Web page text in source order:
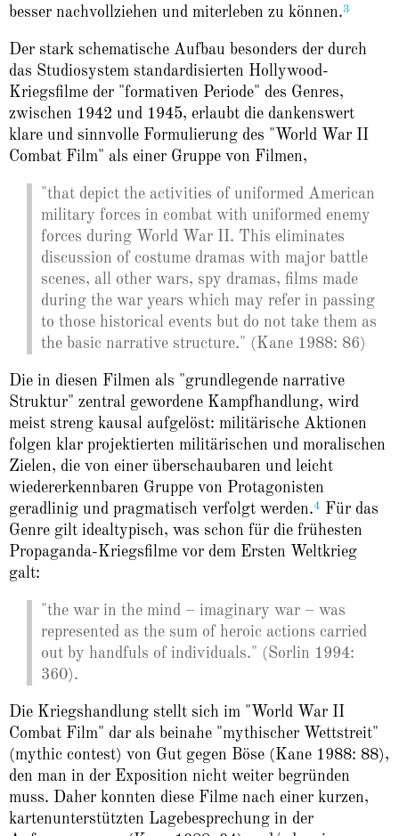
besser nachvollziehen und miterleben zu können.3
Der stark schematische Aufbau besonders der durch
das Studiosystem standardisierten Hollywood-
Kriegsfilme der "formativen Periode" des Genres,
zwischen 1942 und 1945, erlaubt die dankenswert
klare und sinnvolle Formulierung des "World War II
Combat Film" als einer Gruppe von Filmen,
"that depict the activities of uniformed American
military forces in combat with uniformed enemy
forces during World War II. This eliminates
discussion of costume dramas with major battle
scenes, all other wars, spy dramas, films made
during the war years which may refer in passing
to those historical events but do not take them as
the basic narrative structure." (Kane 1988: 86)
Die in diesen Filmen als "grundlegende narrative
Struktur" zentral gewordene Kampfhandlung, wird
meist streng kausal aufgelöst: militärische Aktionen
folgen klar projektierten militärischen und moralischen
Zielen, die von einer überschaubaren und leicht
wiedererkennbaren Gruppe von Protagonisten
geradlinig und pragmatisch verfolgt werden.4 Für das
Genre gilt idealtypisch, was schon für die frühesten
Propaganda-Kriegsfilme vor dem Ersten Weltkrieg
galt:
"the war in the mind – imaginary war – was
represented as the sum of heroic actions carried
out by handfuls of individuals." (Sorlin 1994:
360).
Die Kriegshandlung stellt sich im "World War II
Combat Film" dar als beinahe "mythischer Wettstreit"
(mythic contest) von Gut gegen Böse (Kane 1988: 88),
den man in der Exposition nicht weiter begründen
muss. Daher konnten diese Filme nach einer kurzen,
kartenunterstützten Lagebesprechung in der